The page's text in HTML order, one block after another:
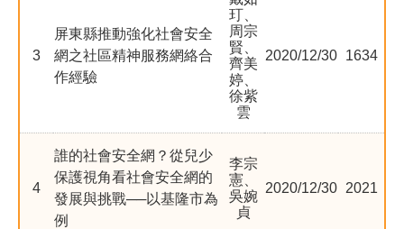
季刊簡介
主題報導
主題座談
特別企劃
3
屏東縣推動強化社會安全
網之社區精神服務網絡合
作經驗
玎、
周宗
賢、
齊美
婷、
徐紫
雲
2020/12/30 1634
4
誰的社會安全網？從兒少
保護視角看社會安全網的
發展與挑戰──以基隆市為
例
李宗
憲、
吳婉
貞
2020/12/30 2021